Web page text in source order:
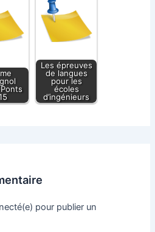
Les épreuves
de langues
pour les
écoles
d’ingénieurs
pour publier un